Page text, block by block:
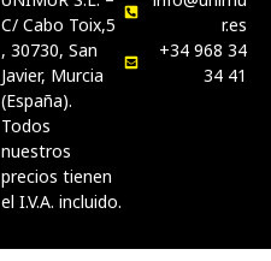
C/ Cabo Toix,5
, 30730, San
Javier, Murcia
(España).
Todos
nuestros
precios tienen
el I.V.A. incluido.
r.es
+34 968 34
34 41